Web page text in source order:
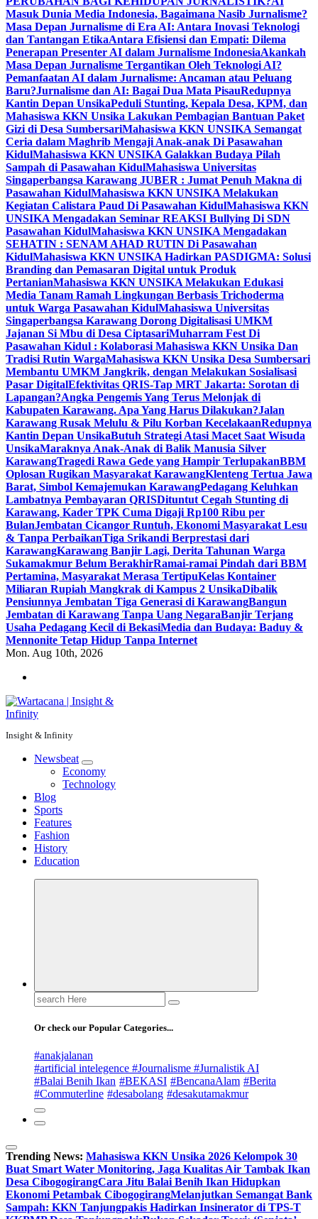
Masuk Dunia Media Indonesia, Bagaimana Nasib Jurnalisme?
Masa Depan Jurnalisme di Era AI: Antara Inovasi Teknologi
dan Tantangan EtikaAntara Efisiensi dan Empati: Dilema
Penerapan Presenter AI dalam Jurnalisme IndonesiaAkankah
Masa Depan Jurnalisme Tergantikan Oleh Teknologi AI?
Pemanfaatan AI dalam Jurnalisme: Ancaman atau Peluang
Baru?Jurnalisme dan AI: Bagai Dua Mata PisauRedupnya
Kantin Depan UnsikaPeduli Stunting, Kepala Desa, KPM, dan
Mahasiswa KKN Unsika Lakukan Pembagian Bantuan Paket
Gizi di Desa SumbersariMahasiswa KKN UNSIKA Semangat
Ceria dalam Maghrib Mengaji Anak-anak Di Pasawahan
KidulMahasiswa KKN UNSIKA Galakkan Budaya Pilah
Sampah di Pasawahan KidulMahasiswa Universitas
Singaperbangsa Karawang JUBER : Jumat Penuh Makna di
Pasawahan KidulMahasiswa KKN UNSIKA Melakukan
Kegiatan Calistara Paud Di Pasawahan KidulMahasiswa KKN
UNSIKA Mengadakan Seminar REAKSI Bullying Di SDN
Pasawahan KidulMahasiswa KKN UNSIKA Mengadakan
SEHATIN : SENAM AHAD RUTIN Di Pasawahan
KidulMahasiswa KKN UNSIKA Hadirkan PASDIGMA: Solusi
Branding dan Pemasaran Digital untuk Produk
PertanianMahasiswa KKN UNSIKA Melakukan Edukasi
Media Tanam Ramah Lingkungan Berbasis Trichoderma
untuk Warga Pasawahan KidulMahasiswa Universitas
Singaperbangsa Karawang Dorong Digitalisasi UMKM
Jajanan Si Mbu di Desa CiptasariMuharram Fest Di
Pasawahan Kidul : Kolaborasi Mahasiswa KKN Unsika Dan
Tradisi Rutin WargaMahasiswa KKN Unsika Desa Sumbersari
Membantu UMKM Jangkrik, dengan Melakukan Sosialisasi
Pasar DigitalEfektivitas QRIS-Tap MRT Jakarta: Sorotan di
Lapangan?Angka Pengemis Yang Terus Melonjak di
Kabupaten Karawang. Apa Yang Harus Dilakukan?Jalan
Karawang Rusak Melulu & Pilu Korban KecelakaanRedupnya
Kantin Depan UnsikaButuh Strategi Atasi Macet Saat Wisuda
UnsikaMaraknya Anak-Anak di Balik Manusia Silver
KarawangTragedi Rawa Gede yang Hampir TerlupakanBBM
Oplosan Rugikan Masyarakat KarawangKlenteng Tertua Jawa
Barat, Simbol Kemajemukan KarawangPedagang Keluhkan
Lambatnya Pembayaran QRISDituntut Cegah Stunting di
Karawang, Kader TPK Cuma Digaji Rp100 Ribu per
BulanJembatan Cicangor Runtuh, Ekonomi Masyarakat Lesu
& Tanpa PerbaikanTiga Srikandi Berprestasi dari
KarawangKarawang Banjir Lagi, Derita Tahunan Warga
Sukamakmur Belum BerakhirRamai-ramai Pindah dari BBM
Pertamina, Masyarakat Merasa TertipuKelas Kontainer
Miliaran Rupiah Mangkrak di Kampus 2 UnsikaDibalik
Pensiunnya Jembatan Tiga Generasi di KarawangBangun
Jembatan di Karawang Tanpa Uang NegaraBanjir Terjang
Usaha Pedagang Kecil di BekasiMedia dan Budaya: Baduy &
Mennonite Tetap Hidup Tanpa Internet
Mon. Aug 10th, 2026
Insight & Infinity
Newsbeat
Economy
Technology
Blog
Sports
Features
Fashion
History
Education
Search
for:
Or check our Popular Categories...
#anakjalanan
#artificial intelegence #Journalisme #Jurnalistik AI
#Balai Benih Ikan #BEKASI #BencanaAlam #Berita
#Commuterline #desabolang #desakutamakmur
Trending News: Mahasiswa KKN Unsika 2026 Kelompok 30
Buat Smart Water Monitoring, Jaga Kualitas Air Tambak Ikan
Desa CibogogirangCara Jitu Balai Benih Ikan Hidupkan
Ekonomi Petambak CibogogirangMelanjutkan Semangat Bank
Sampah: KKN Tanjungpakis Hadirkan Insinerator di TPS-T